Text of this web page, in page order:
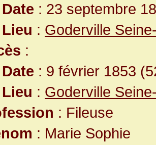
Date : 23 septembre
Lieu : Goderville
:
Date : 9 février 1853
Lieu : Goderville
: Fileuse
: Marie Sophie